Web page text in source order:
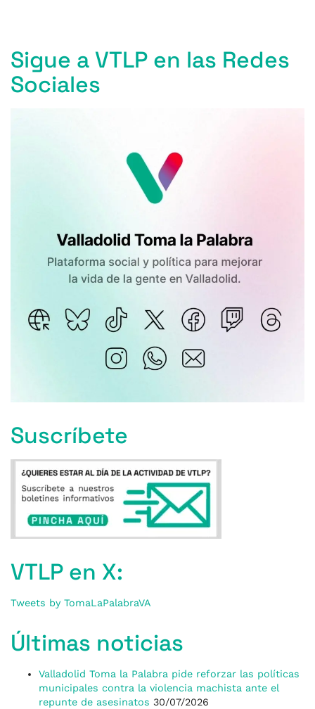
Sigue a VTLP en las Redes
Sociales
Suscríbete
VTLP en X:
Tweets by TomaLaPalabraVA
Últimas noticias
Valladolid Toma la Palabra pide reforzar las políticas
municipales contra la violencia machista ante el
repunte de asesinatos 30/07/2026